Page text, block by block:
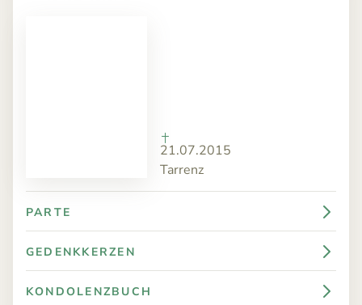
21.07.2015
Tarrenz
PARTE
GEDENKKERZEN
KONDOLENZBUCH